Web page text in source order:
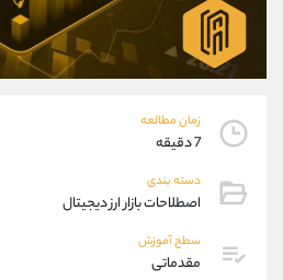
زمان مطالعه
7 دقیقه
دسته بندی
اصطلاحات بازار ارز دیجیتال
سطح آموزش
مقدماتی
واتساپ
تلگرام
پشتیبان فروش
موبایل
واتساپ
داخلی